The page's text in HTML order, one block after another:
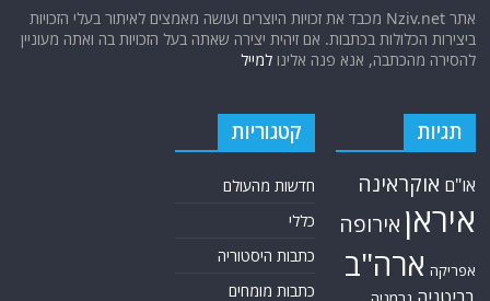
הרשות הפלסטינית
חות'ים
חיזבאללה
טילים טכנולוגיה
ירדןישראל
כורדים כטב"מים
לבנוןמצרים
סוריה
סקירות תשתית
קריקטורות